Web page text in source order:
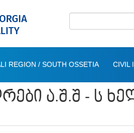
REGION / SOUTH OSSETIA CIVIL
Ა.Შ.Შ - Ს